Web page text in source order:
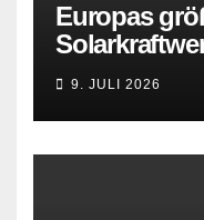
Europas
AMPYR
9. JULI 2026